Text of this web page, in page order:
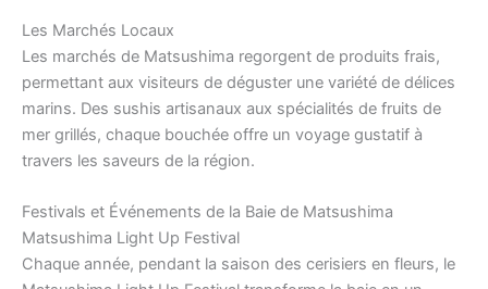
Les Marchés Locaux
Les marchés de Matsushima regorgent de produits frais,
permettant aux visiteurs de déguster une variété de délices
marins. Des sushis artisanaux aux spécialités de fruits de
mer grillés, chaque bouchée offre un voyage gustatif à
travers les saveurs de la région.
Festivals et Événements de la Baie de Matsushima
Matsushima Light Up Festival
Chaque année, pendant la saison des cerisiers en fleurs, le